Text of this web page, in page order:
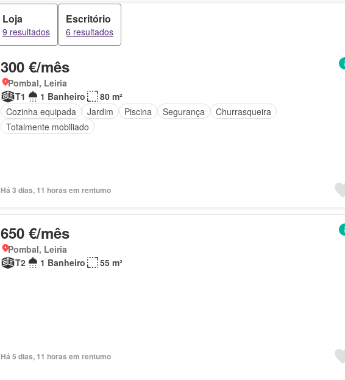
Loja
9 resultados
Escritório
6 resultados
300 €/mês
Pombal, Leiria
T1
1 Banheiro
80 m²
Cozinha equipada
Jardim Piscina Segurança
Churrasqueira
Totalmente mobiliado
Há 3 dias, 11 horas em rentumo
650 €/mês
Pombal, Leiria
T2
1 Banheiro 55 m²
Há 5 dias, 11 horas em rentumo